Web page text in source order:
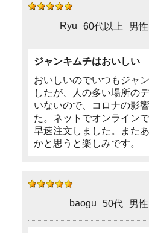
Ryu 60代以上 男性
ジャンキムチはおいしい
おいしいのでいつもジャ
したが、人の多い場所の
いないので、コロナの影
た。ネットでオンライン
早速注文しました。また
かと思うと楽しみです。
baogu 50代 男性